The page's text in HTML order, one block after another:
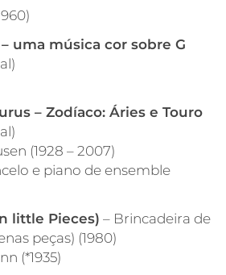
uma música cor sobre G
– Zodíaco: Áries e Touro
(1928 – 2007)
e piano de ensemble
little Pieces) – Brincadeira de
peças) (1980)
(*1935)